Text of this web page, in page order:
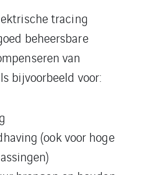
tracing
beheersbare
van
bijvoorbeeld voor:
(ook voor hoge